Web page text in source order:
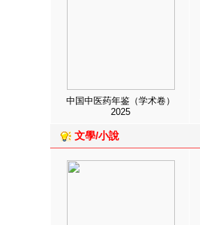
中国中医药年鉴（学术卷）
2025
文學/小說